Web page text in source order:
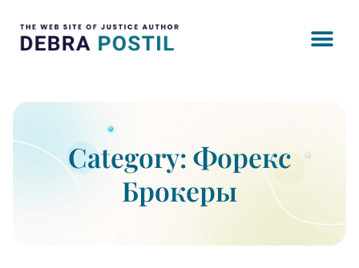
Category: Форекс
Брокеры